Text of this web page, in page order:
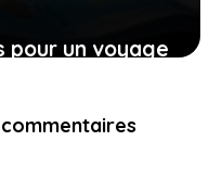
pour un voyage